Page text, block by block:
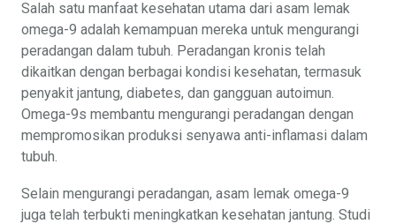
Salah satu manfaat kesehatan utama dari asam lemak
omega-9 adalah kemampuan mereka untuk mengurangi
peradangan dalam tubuh. Peradangan kronis telah
dikaitkan dengan berbagai kondisi kesehatan, termasuk
penyakit jantung, diabetes, dan gangguan autoimun.
Omega-9s membantu mengurangi peradangan dengan
mempromosikan produksi senyawa anti-inflamasi dalam
tubuh.
Selain mengurangi peradangan, asam lemak omega-9
juga telah terbukti meningkatkan kesehatan jantung. Studi